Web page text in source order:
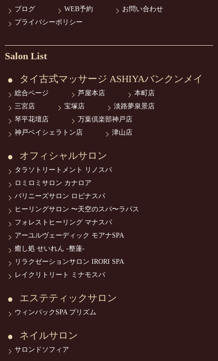
ブログ
WEB予約
お問い合わせ
プライバシーポリシー
Salon List
タイ古式マッサージ ASHIYAバンクンメイ
総合ページ 芦屋本店
本町店
三宮店
宝塚店
淡路夢泉景店
琴平花壇店
万葉倶楽部神戸店
神戸ベイシェラトン店
津山店
オフィシャルサロン
タラソトリートメント リノスパ
ロミロミサロン カナロア
バリニーズサロン ロビナスパ
ヒーリングサロン 〜天空のスパ〜ラパス
フォレストヒーリング マナスパ
アーユルヴェーディック モアナSPA
癒し処 せいれん -整蓮-
リラクゼーションサロン IRORI SPA
レイクリトリート ミナモスパ
エステティックサロン
ウィンバックSPA プリズム
ネイルサロン
サロンドソフィア